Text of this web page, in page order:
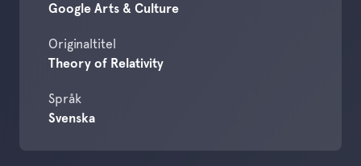
Google Arts & Culture
Originaltitel
Theory of Relativity
Språk
Svenska